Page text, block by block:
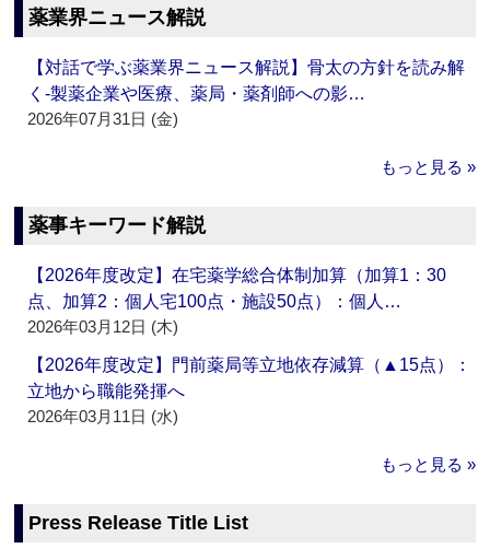
薬業界ニュース解説
【対話で学ぶ薬業界ニュース解説】骨太の方針を読み解
く‐製薬企業や医療、薬局・薬剤師への影…
2026年07月31日 (金)
もっと見る »
薬事キーワード解説
【2026年度改定】在宅薬学総合体制加算（加算1：30
点、加算2：個人宅100点・施設50点）：個人…
2026年03月12日 (木)
【2026年度改定】門前薬局等立地依存減算（▲15点）：
立地から職能発揮へ
2026年03月11日 (水)
もっと見る »
Press Release Title List